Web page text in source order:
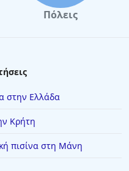
Πόλεις
στην Ελλάδα
Κρήτη
πισίνα στη Μάνη